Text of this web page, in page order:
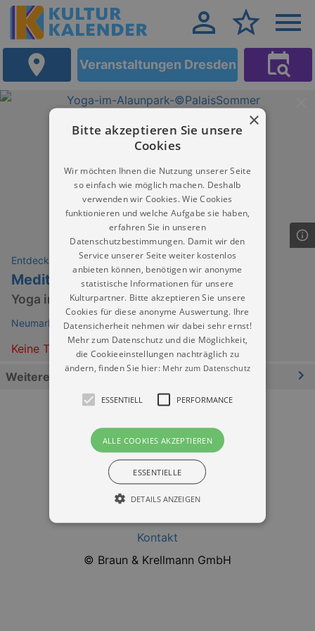
Veranstaltungen Dresden
Entdeckungen
Meditation | Viola Schöpe
Yoga im Alaunpark
Neumarkt Dresden
Keine Termine
Weitere Informationen
Datenschutz
Kontakt
© Braun & Krellmann GmbH
×
Bitte akzeptieren Sie unsere
Cookies
Wir möchten Ihnen die Nutzung unserer Seite
so einfach wie möglich machen. Deshalb
verwenden wir Cookies. Wie Cookies
funktionieren und welche Aufgabe sie haben,
erfahren Sie in unseren
Datenschutzbestimmungen. Damit wir den
Service unserer Seite weiter kostenlos
anbieten können, benötigen wir anonyme
statistische Informationen für unsere
Kulturpartner. Bitte akzeptieren Sie unsere
Cookies für diese anonyme Auswertung. Ihre
Datensicherheit nehmen wir dabei sehr ernst!
Mehr zum Datenschutz und die Möglichkeit,
die Cookieeinstellungen nachträglich zu
ändern, finden Sie hier: Mehr zum Datenschutz
ESSENTIELL PERFORMANCE
ALLE COOKIES AKZEPTIEREN
ESSENTIELLE
DETAILS ANZEIGEN